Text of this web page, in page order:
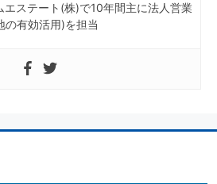
ステート(株)で10年間主に法人営業
の有効活用)を担当